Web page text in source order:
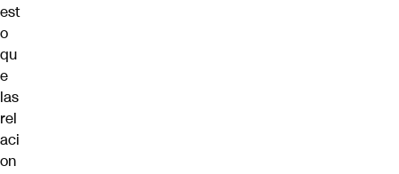
est
o
qu
e
las
rel
aci
on